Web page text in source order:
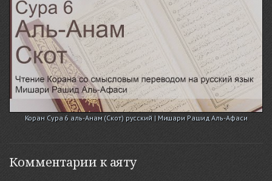
Коран Сура 6 аль-Анам (Скот) русский | Мишари Рашид Аль-Афаси
Комментарии к аяту